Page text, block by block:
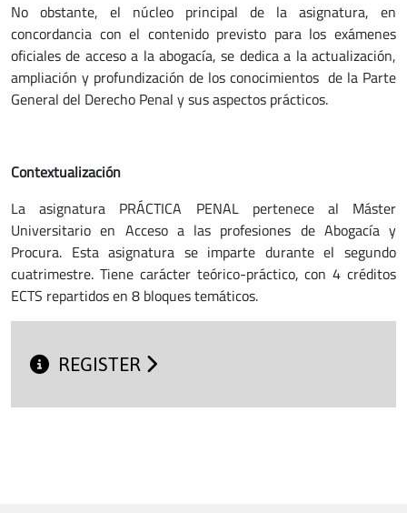
No obstante, el núcleo principal de la asignatura, en
concordancia con el contenido previsto para los exámenes
oficiales de acceso a la abogacía, se dedica a la actualización,
ampliación y profundización de los conocimientos de la Parte
General del Derecho Penal y sus aspectos prácticos.
Contextualización
La asignatura PRÁCTICA PENAL pertenece al Máster
Universitario en Acceso a las profesiones de Abogacía y
Procura. Esta asignatura se imparte durante el segundo
cuatrimestre. Tiene carácter teórico-práctico, con 4 créditos
ECTS repartidos en 8 bloques temáticos.
REGISTER